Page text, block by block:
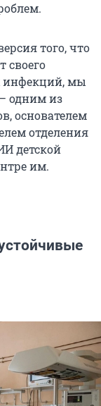
того, что
своего
инфекций, мы
одним из
основателем
отделения
детской
им.